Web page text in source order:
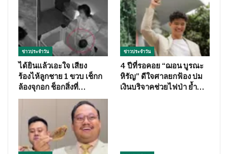
ข่าวประจำวัน
ได้ยินแล้วเอะใจ เสียง
ร้องไห้ลูกชาย 1 ขวบ เช็กก
ล้องจุกอก ช็อกสิ่งที่…
ข่าวประจำวัน
4 ปีที่รอคอย “ฌอน บูรณะ
หิรัญ” ดีใจศาลยกฟ้อง ปม
เงินบริจาคช่วยไฟป่า ย้ำ…